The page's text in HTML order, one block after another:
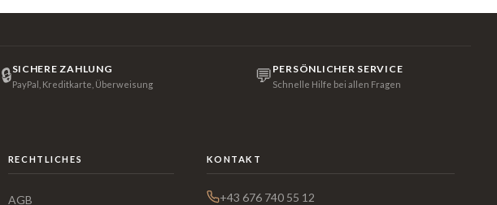
🔒SICHERE ZAHLUNG
PayPal, Kreditkarte, Überweisung 💬 PERSÖNLICHER SERVICE
Schnelle Hilfe bei allen Fragen
RECHTLICHES
AGB
KONTAKT
+43 676 740 55 12